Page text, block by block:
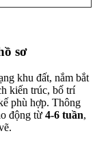
sơ
khu đất, nắm bắt
kiến trúc, bố trí
phù hợp. Thông
động từ 4-6 tuần,